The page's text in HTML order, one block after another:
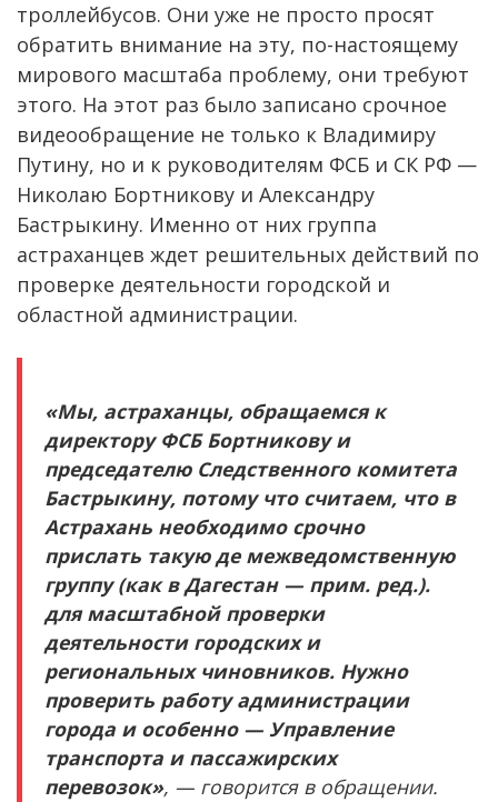
троллейбусов. Они уже не просто просят
обратить внимание на эту, по-настоящему
мирового масштаба проблему, они требуют
этого. На этот раз было записано срочное
видеообращение не только к Владимиру
Путину, но и к руководителям ФСБ и СК РФ —
Николаю Бортникову и Александру
Бастрыкину. Именно от них группа
астраханцев ждет решительных действий по
проверке деятельности городской и
областной администрации.
«Мы, астраханцы, обращаемся к
директору ФСБ Бортникову и
председателю Следственного комитета
Бастрыкину, потому что считаем, что в
Астрахань необходимо срочно
прислать такую де межведомственную
группу (как в Дагестан — прим. ред.).
для масштабной проверки
деятельности городских и
региональных чиновников. Нужно
проверить работу администрации
города и особенно — Управление
транспорта и пассажирских
перевозок», — говорится в обращении.